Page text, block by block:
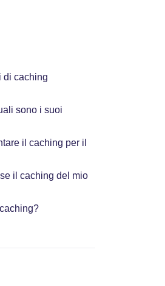
di caching
sono i suoi
il caching per il
il caching del mio